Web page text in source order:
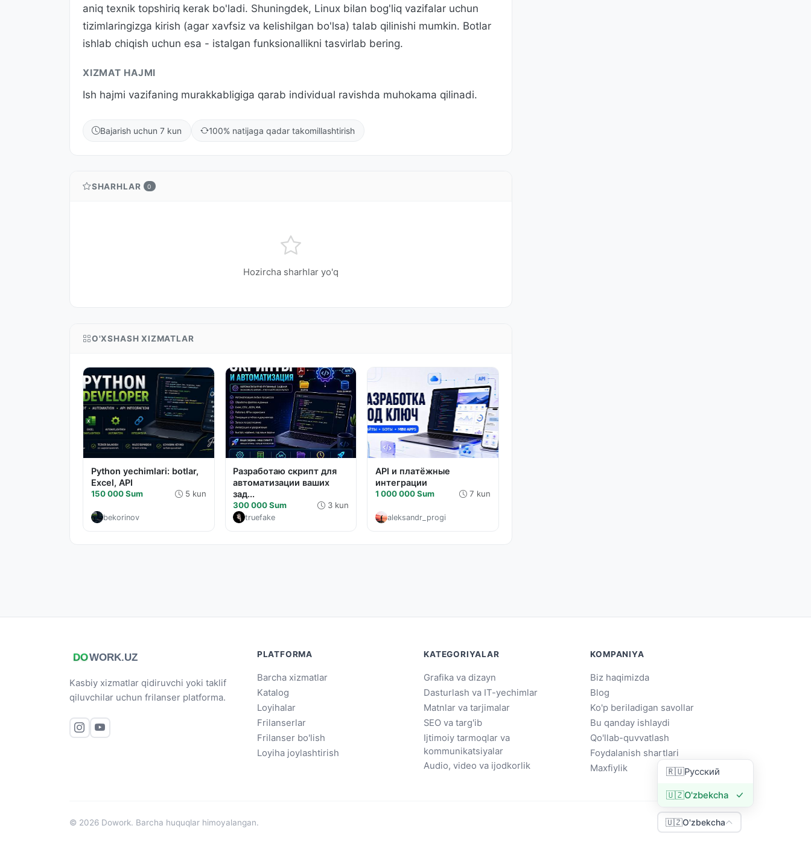
aniq texnik topshiriq kerak bo'ladi. Shuningdek, Linux bilan bog'liq vazifalar uchun
tizimlaringizga kirish (agar xavfsiz va kelishilgan bo'lsa) talab qilinishi mumkin. Botlar
ishlab chiqish uchun esa - istalgan funksionallikni tasvirlab bering.
XIZMAT HAJMI
Ish hajmi vazifaning murakkabligiga qarab individual ravishda muhokama qilinadi.
Bajarish uchun 7 kun 100% natijaga qadar takomillashtirish
SHARHLAR 0
Hozircha sharhlar yo'q
O'XSHASH XIZMATLAR
Python yechimlari: botlar,
Excel, API
150 000 Sum 5 kun
bekorinov
Разработаю скрипт для
автоматизации ваших
зад...
300 000 Sum 3 kun
truefake
API и платёжные
интеграции
1 000 000 Sum 7 kun
aleksandr_progi
Kasbiy xizmatlar qidiruvchi yoki taklif
qiluvchilar uchun frilanser platforma.
PLATFORMA
Barcha xizmatlar
Katalog
Loyihalar
Frilanserlar
Frilanser bo'lish
Loyiha joylashtirish
KATEGORIYALAR
Grafika va dizayn
Dasturlash va IT-yechimlar
Matnlar va tarjimalar
SEO va targ'ib
Ijtimoiy tarmoqlar va
kommunikatsiyalar
Audio, video va ijodkorlik
KOMPANIYA
Biz haqimizda
Blog
Ko'p beriladigan savollar
Bu qanday ishlaydi
Qo'llab-quvvatlash
Foydalanish shartlari
Maxfiylik
© 2026 Dowork. Barcha huquqlar himoyalangan. 🇺🇿O'zbekcha
🇷🇺Русский
🇺🇿O'zbekcha